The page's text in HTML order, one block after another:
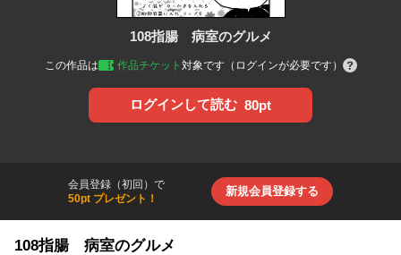
108指腸 病室のグルメ
この作品は 作品チケット 対象です（ログインが必要です）
ログインして読む 80pt
会員登録（初回）で
50pt プレゼント！
新規会員登録する
108指腸 病室のグルメ